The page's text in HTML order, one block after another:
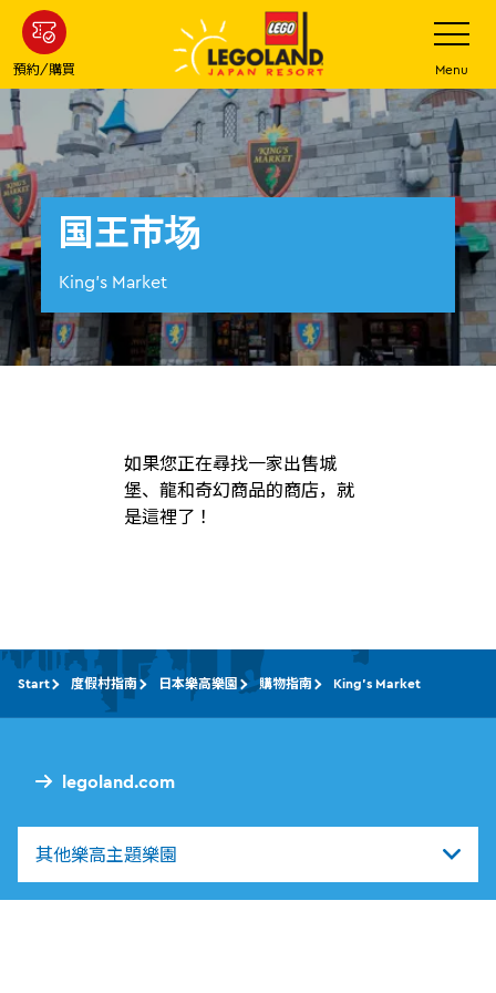
步
主
要
內
容
預約/購買
打
開
網
站
菜
單
Menu
国王市场
King's Market
如果您正在尋找一家出售城
堡、龍和奇幻商品的商店，就
是這裡了！
legoland.com
其他樂高主題樂園
Start 度假村指南 日本樂高樂園 購物指南 King's Market